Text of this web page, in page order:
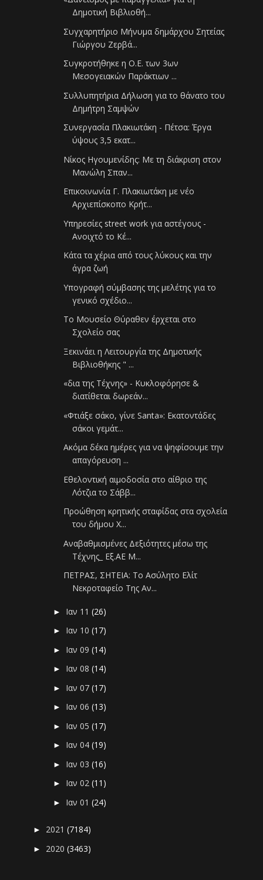
Δημοτική Βιβλιοθή...
Συγχαρητήριο Μήνυμα δημάρχου Σητείας
Γιώργου Ζερβά...
Συγκροτήθηκε η Ο.Ε. των 3ων
Μεσογειακών Παράκτιων ...
Συλλυπητήρια Δήλωση για το θάνατο του
Δημήτρη Σαμψών
Συνεργασία Πλακιωτάκη - Πέτσα: Έργα
ύψους 3,5 εκατ...
Νίκος Ηγουμενίδης: Με τη διάκριση στον
Μανώλη Σπαν...
Επικοινωνία Γ. Πλακιωτάκη με νέο
Αρχιεπίσκοπο Κρήτ...
Υπηρεσίες street work για αστέγους -
Ανοιχτό το Κέ...
Κάτα τα χέρια από τους λύκους και την
άγρα ζωή
Υπογραφή σύμβασης της μελέτης για το
γενικό σχέδιο...
Το Μουσείο Θύραθεν έρχεται στο
Σχολείο σας
Ξεκινάει η Λειτουργία της Δημοτικής
Βιβλιοθήκης " ...
«δια της Τέχνης» - Κυκλοφόρησε &
διατίθεται δωρεάν...
«Φτιάξε σάκο, γίνε Santa»: Εκατοντάδες
σάκοι γεμάτ...
Ακόμα δέκα ημέρες για να ψηφίσουμε την
απαγόρευση ...
Εθελοντική αιμοδοσία στο αίθριο της
Λότζια το Σάββ...
Προώθηση κρητικής σταφίδας στα σχολεία
του δήμου Χ...
Αναβαθμισμένες Δεξιότητες μέσω της
Τέχνης_ Εξ.ΑΕ Μ...
ΠΕΤΡΑΣ, ΣΗΤΕΙΑ: Το Ασύλητο Ελίτ
Νεκροταφείο Της Αν...
► Ιαν 11(26)
► Ιαν 10(17)
► Ιαν 09(14)
► Ιαν 08(14)
► Ιαν 07(17)
► Ιαν 06(13)
► Ιαν 05(17)
► Ιαν 04(19)
► Ιαν 03(16)
► Ιαν 02(11)
► Ιαν 01(24)
► 2021(7184)
► 2020(3463)